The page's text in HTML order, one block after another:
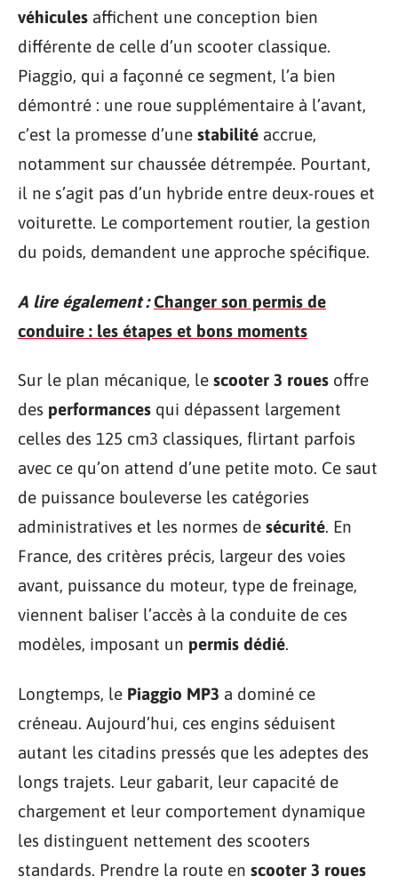
véhicules affichent une conception bien
différente de celle d’un scooter classique.
Piaggio, qui a façonné ce segment, l’a bien
démontré : une roue supplémentaire à l’avant,
c’est la promesse d’une stabilité accrue,
notamment sur chaussée détrempée. Pourtant,
il ne s’agit pas d’un hybride entre deux-roues et
voiturette. Le comportement routier, la gestion
du poids, demandent une approche spécifique.
A lire également : Changer son permis de
conduire : les étapes et bons moments
Sur le plan mécanique, le scooter 3 roues offre
des performances qui dépassent largement
celles des 125 cm3 classiques, flirtant parfois
avec ce qu’on attend d’une petite moto. Ce saut
de puissance bouleverse les catégories
administratives et les normes de sécurité. En
France, des critères précis, largeur des voies
avant, puissance du moteur, type de freinage,
viennent baliser l’accès à la conduite de ces
modèles, imposant un permis dédié.
Longtemps, le Piaggio MP3 a dominé ce
créneau. Aujourd’hui, ces engins séduisent
autant les citadins pressés que les adeptes des
longs trajets. Leur gabarit, leur capacité de
chargement et leur comportement dynamique
les distinguent nettement des scooters
standards. Prendre la route en scooter 3 roues